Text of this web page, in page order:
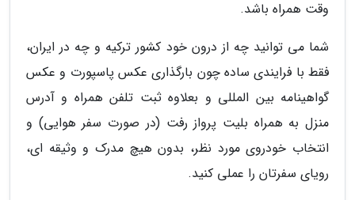
وقت همراه باشد.
شما می توانید چه از درون خود کشور ترکیه و چه در ایران،
فقط با فرایندی ساده چون بارگذاری عکس پاسپورت و عکس
گواهینامه بین المللی و بعلاوه ثبت تلفن همراه و آدرس
منزل به همراه بلیت پرواز رفت (در صورت سفر هوایی) و
انتخاب خودروی مورد نظر، بدون هیچ مدرک و وثیقه ای،
رویای سفرتان را عملی کنید.